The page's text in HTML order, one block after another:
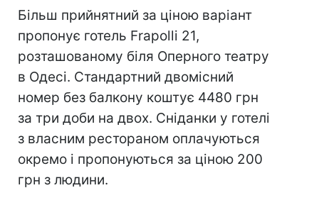
Більш прийнятний за ціною варіант
пропонує готель Frapolli 21,
розташованому біля Оперного театру
в Одесі. Стандартний двомісний
номер без балкону коштує 4480 грн
за три доби на двох. Сніданки у готелі
з власним рестораном оплачуються
окремо і пропонуються за ціною 200
грн з людини.